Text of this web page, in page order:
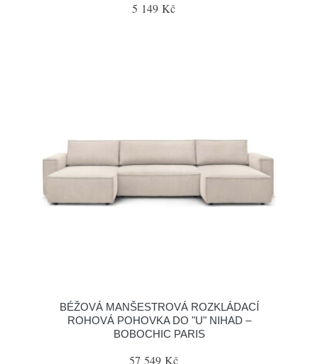
5 149 Kč
BÉŽOVÁ MANŠESTROVÁ ROZKLÁDACÍ
ROHOVÁ POHOVKA DO "U" NIHAD –
BOBOCHIC PARIS
57 549 Kč